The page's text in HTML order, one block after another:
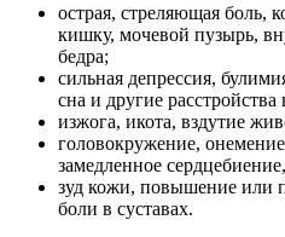
острая, стреляющая боль,
кишку, мочевой пузырь,
бедра;
сильная депрессия,
сна и другие
изжога, икота, вздутие
головокружение,
замедленное
зуд кожи, повышение или
боли в суставах.